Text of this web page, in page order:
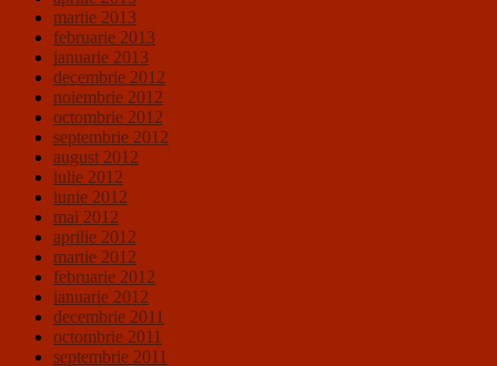
martie 2013
februarie 2013
ianuarie 2013
decembrie 2012
noiembrie 2012
octombrie 2012
septembrie 2012
august 2012
iulie 2012
iunie 2012
mai 2012
aprilie 2012
martie 2012
februarie 2012
ianuarie 2012
decembrie 2011
octombrie 2011
septembrie 2011